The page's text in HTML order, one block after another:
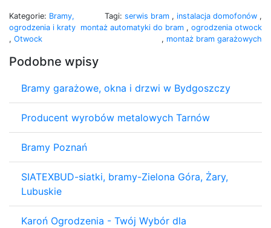
Kategorie: Bramy,
ogrodzenia i kraty
, Otwock
Tagi: serwis bram , instalacja domofonów ,
montaż automatyki do bram , ogrodzenia otwock
, montaż bram garażowych
Podobne wpisy
Bramy garażowe, okna i drzwi w Bydgoszczy
Producent wyrobów metalowych Tarnów
Bramy Poznań
SIATEXBUD-siatki, bramy-Zielona Góra, Żary,
Lubuskie
Karoń Ogrodzenia - Twój Wybór dla